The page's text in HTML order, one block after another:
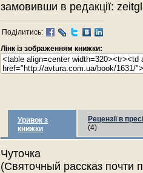
замовивши в редакції:
Поділитись:
Лінк із зображенням книжки:
Уривок з
книжки
Рецензії в пресі
(4)
Чуточка
(Святочный рассказ почти